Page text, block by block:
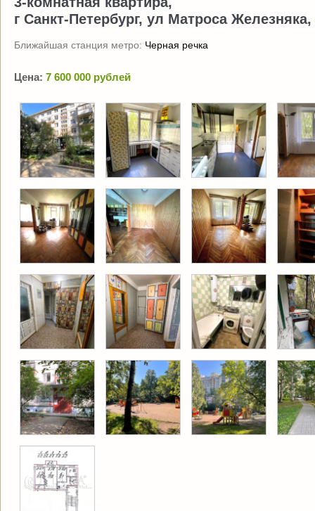
г Санкт-Петербург, ул Матроса
Ближайшая станция метро: Черная речка
Цена: 7 600 000 рублей